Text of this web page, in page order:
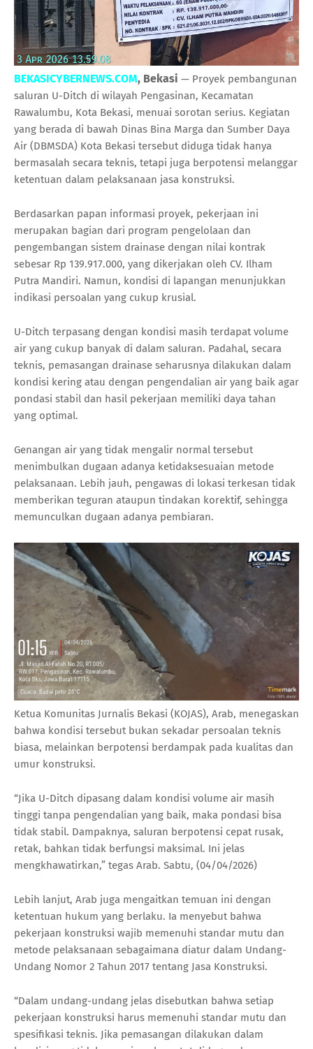
BEKASICYBERNEWS.COM, Bekasi — Proyek pembangunan
saluran U-Ditch di wilayah Pengasinan, Kecamatan
Rawalumbu, Kota Bekasi, menuai sorotan serius. Kegiatan
yang berada di bawah Dinas Bina Marga dan Sumber Daya
Air (DBMSDA) Kota Bekasi tersebut diduga tidak hanya
bermasalah secara teknis, tetapi juga berpotensi melanggar
ketentuan dalam pelaksanaan jasa konstruksi.
Berdasarkan papan informasi proyek, pekerjaan ini
merupakan bagian dari program pengelolaan dan
pengembangan sistem drainase dengan nilai kontrak
sebesar Rp 139.917.000, yang dikerjakan oleh CV. Ilham
Putra Mandiri. Namun, kondisi di lapangan menunjukkan
indikasi persoalan yang cukup krusial.
U-Ditch terpasang dengan kondisi masih terdapat volume
air yang cukup banyak di dalam saluran. Padahal, secara
teknis, pemasangan drainase seharusnya dilakukan dalam
kondisi kering atau dengan pengendalian air yang baik agar
pondasi stabil dan hasil pekerjaan memiliki daya tahan
yang optimal.
Genangan air yang tidak mengalir normal tersebut
menimbulkan dugaan adanya ketidaksesuaian metode
pelaksanaan. Lebih jauh, pengawas di lokasi terkesan tidak
memberikan teguran ataupun tindakan korektif, sehingga
memunculkan dugaan adanya pembiaran.
Ketua Komunitas Jurnalis Bekasi (KOJAS), Arab, menegaskan
bahwa kondisi tersebut bukan sekadar persoalan teknis
biasa, melainkan berpotensi berdampak pada kualitas dan
umur konstruksi.
“Jika U-Ditch dipasang dalam kondisi volume air masih
tinggi tanpa pengendalian yang baik, maka pondasi bisa
tidak stabil. Dampaknya, saluran berpotensi cepat rusak,
retak, bahkan tidak berfungsi maksimal. Ini jelas
mengkhawatirkan,” tegas Arab. Sabtu, (04/04/2026)
Lebih lanjut, Arab juga mengaitkan temuan ini dengan
ketentuan hukum yang berlaku. Ia menyebut bahwa
pekerjaan konstruksi wajib memenuhi standar mutu dan
metode pelaksanaan sebagaimana diatur dalam Undang-
Undang Nomor 2 Tahun 2017 tentang Jasa Konstruksi.
“Dalam undang-undang jelas disebutkan bahwa setiap
pekerjaan konstruksi harus memenuhi standar mutu dan
spesifikasi teknis. Jika pemasangan dilakukan dalam